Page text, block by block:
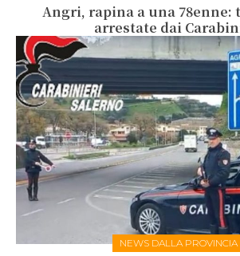
Angri, rapina a una 78enne:
arrestate dai
NEWS DALLA PROVINCIA